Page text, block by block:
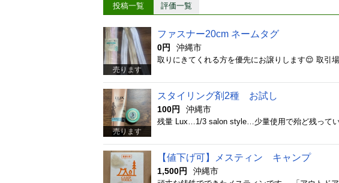
投稿一覧 評価一覧
売ります
ファスナー20cm ネームタグ
0円 沖縄市
取りにきてくれる方を優先にお譲りします😌 取引
売ります
スタイリング剤2種 お試し
100円 沖縄市
残量 Lux…1/3 salon style…少量使用で殆ど残って
【値下げ可】メスティン キャンプ
1,500円 沖縄市